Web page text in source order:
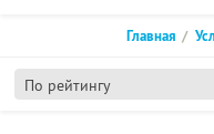
По рейтингу
Главная